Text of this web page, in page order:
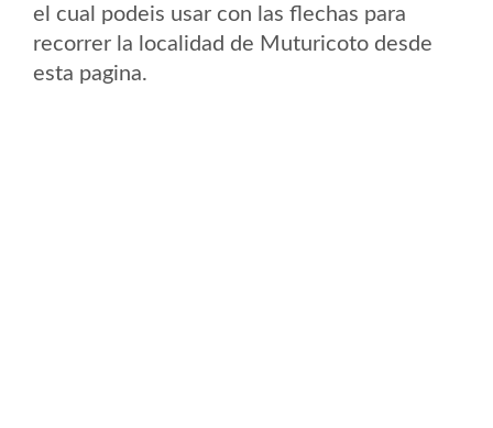
el cual podeis usar con las flechas para
recorrer la localidad de Muturicoto desde
esta pagina.